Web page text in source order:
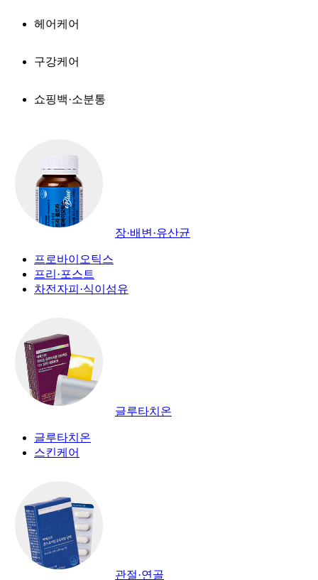
헤어케어
구강케어
쇼핑백·소분통
장·배변·유산균
프로바이오틱스
프리·포스트
차전자피·식이섬유
글루타치온
글루타치온
스킨케어
관절·연골